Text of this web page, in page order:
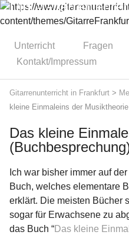
Dipl.-
Unterricht Fragen
Kontakt/Impressum
Gitarrenunterricht in Frankfurt >
kleine Einmaleins der
Das kleine
Ich war bisher immer auf
Buch, welches elementare
erklärt. Die meisten Bücher
sogar für Erwachsene zu
das Buch “Das kleine